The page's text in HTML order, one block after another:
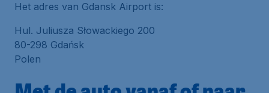
Het adres van Gdansk Airport is:
Hul. Juliusza Słowackiego 200
80-298 Gdańsk
Polen